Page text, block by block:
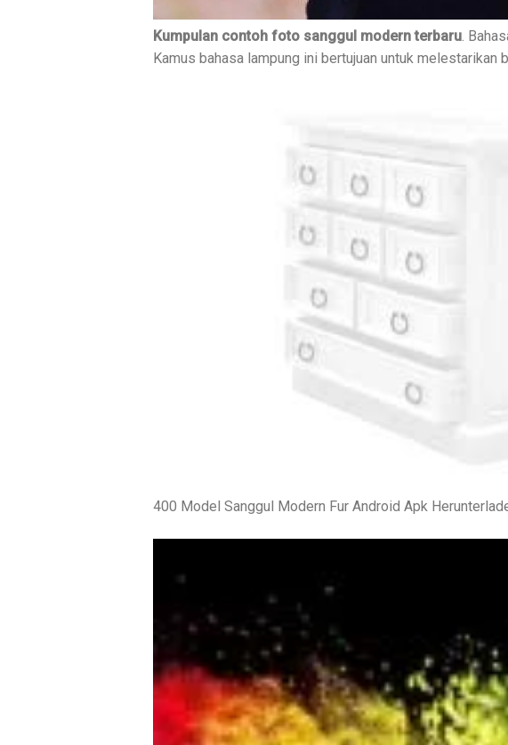
Kumpulan contoh foto sanggul modern terbaru.
Kamus bahasa lampung ini bertujuan untuk melestarikan
400 Model Sanggul Modern Fur Android Apk